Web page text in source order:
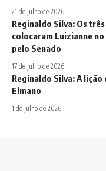
21 de julho de 2026
Reginaldo Silva: Os
colocaram Luizianne
pelo Senado
17 de julho de 2026
Reginaldo Silva: A
Elmano
1 de julho de 2026